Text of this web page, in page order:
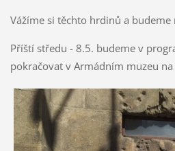
Vážíme si těchto hrdinů a budeme
Příští středu - 8.5. budeme v
pokračovat v Armádním muzeu na